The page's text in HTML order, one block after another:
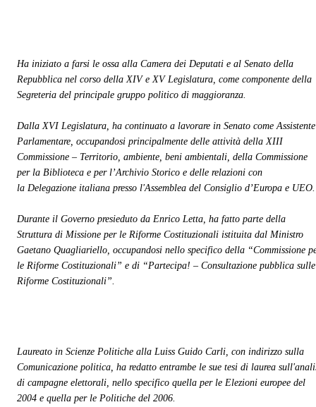
Ha iniziato a farsi le ossa alla Camera dei Deputati e al Senato della
Repubblica nel corso della XIV e XV Legislatura, come componente della
Segreteria del principale gruppo politico di maggioranza.
Dalla XVI Legislatura, ha continuato a lavorare in Senato come Assistente
Parlamentare, occupandosi principalmente delle attività della XIII
Commissione – Territorio, ambiente, beni ambientali, della Commissione
per la Biblioteca e per l’Archivio Storico e delle relazioni con
la Delegazione italiana presso l'Assemblea del Consiglio d’Europa e UEO.
Durante il Governo presieduto da Enrico Letta, ha fatto parte della
Struttura di Missione per le Riforme Costituzionali istituita dal Ministro
Gaetano Quagliariello, occupandosi nello specifico della “Commissione
le Riforme Costituzionali” e di “Partecipa! – Consultazione pubblica sulle
Riforme Costituzionali”.
Laureato in Scienze Politiche alla Luiss Guido Carli, con indirizzo sulla
Comunicazione politica, ha redatto entrambe le sue tesi di laurea
di campagne elettorali, nello specifico quella per le Elezioni europee del
2004 e quella per le Politiche del 2006.